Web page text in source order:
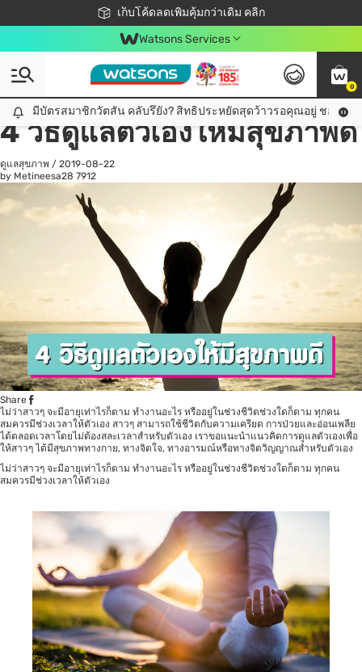
เก็บโค้ดลดเพิ่มคุ้มกว่าเดิม คลิก
ชอปออนไลน์ครั้งแรก ลดเพิ่มจุก ๆ 10%! 🎉
📦ส่งฟรี! เมื่อชอป 499฿
สมาชิกวัตสัน คลับดียังไง?
Watsons Services
0
มีบัตรสมาชิกวัตสัน คลับรึยัง? สิทธิประหยัดสุดว้าวรอคุณอยู่ ชอปคุ้มกว่าเดิม คลิก!
มีบัตรสมาชิกวัตสัน คลับรึยัง? สิทธิประหยัดสุดว้าวรอคุณอยู่ ชอปคุ้มก
All
ดูแลสุขภาพ
4 วิธีดูแลตัวเองให้มีสุขภาพดี
ดูแลสุขภาพ / 2019-08-22
by Metineesa28 7912
Share
ไม่ว่าสาวๆ จะมีอายุเท่าไรก็ตาม ทำงานอะไร หรืออยู่ในช่วงชีวิตช่วงใดก็ตาม ทุกคน
สมควรมีช่วงเวลาให้ตัวเอง สาวๆ สามารถใช้ชีวิตกับความเครียด การป่วยและอ่อนเพลีย
ได้ตลอดเวลาโดยไม่ต้องสละเวลาสำหรับตัวเอง เราขอแนะนำแนวคิดการดูแลตัวเองเพื่อ
ให้สาวๆ ได้มีสุขภาพทางกาย, ทางจิตใจ, ทางอารมณ์หรือทางจิตวิญญาณสำหรับตัวเอง
ไม่ว่าสาวๆ จะมีอายุเท่าไรก็ตาม ทำงานอะไร หรืออยู่ในช่วงชีวิตช่วงใดก็ตาม ทุกคน
สมควรมีช่วงเวลาให้ตัวเอง